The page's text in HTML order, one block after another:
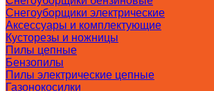
Снегоуборщики электрические
Аксессуары и комплектующие
Кусторезы и ножницы
Пилы цепные
Бензопилы
Пилы электрические цепные
Газонокосилки